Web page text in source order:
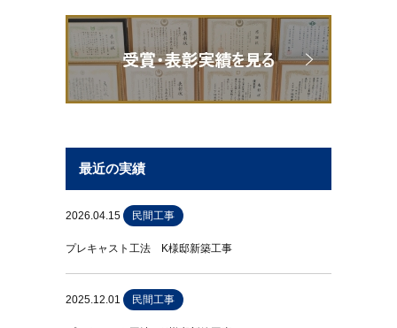
最近の実績
2026.04.15 民間工事
プレキャスト工法 K様邸新築工事
2025.12.01 民間工事